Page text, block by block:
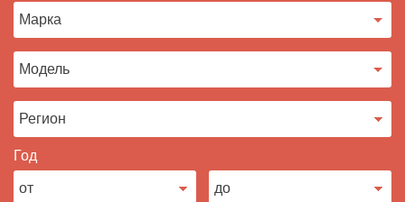
Все для авто
Загрузить приложение
Год